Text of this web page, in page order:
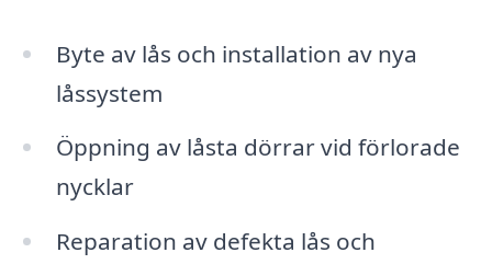
Byte av lås och installation av nya
låssystem
Öppning av låsta dörrar vid förlorade
nycklar
Reparation av defekta lås och